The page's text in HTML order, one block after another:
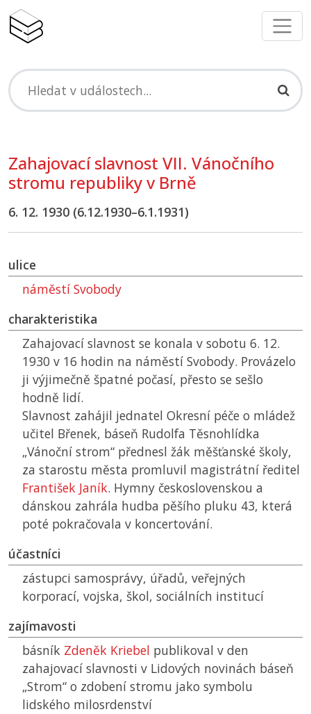
Zahajovací slavnost VII. Vánočního
stromu republiky v Brně
6. 12. 1930 (6.12.1930–6.1.1931)
ulice
náměstí Svobody
charakteristika
Zahajovací slavnost se konala v sobotu 6. 12.
1930 v 16 hodin na náměstí Svobody. Provázelo
ji výjimečně špatné počasí, přesto se sešlo
hodně lidí.
Slavnost zahájil jednatel Okresní péče o mládež
učitel Břenek, báseň Rudolfa Těsnohlídka
„Vánoční strom“ přednesl žák měšťanské školy,
za starostu města promluvil magistrátní ředitel
František Janík. Hymny československou a
dánskou zahrála hudba pěšího pluku 43, která
poté pokračovala v koncertování.
účastníci
zástupci samosprávy, úřadů, veřejných
korporací, vojska, škol, sociálních institucí
zajímavosti
básník Zdeněk Kriebel publikoval v den
zahajovací slavnosti v Lidových novinách báseň
„Strom“ o zdobení stromu jako symbolu
lidského milosrdenství